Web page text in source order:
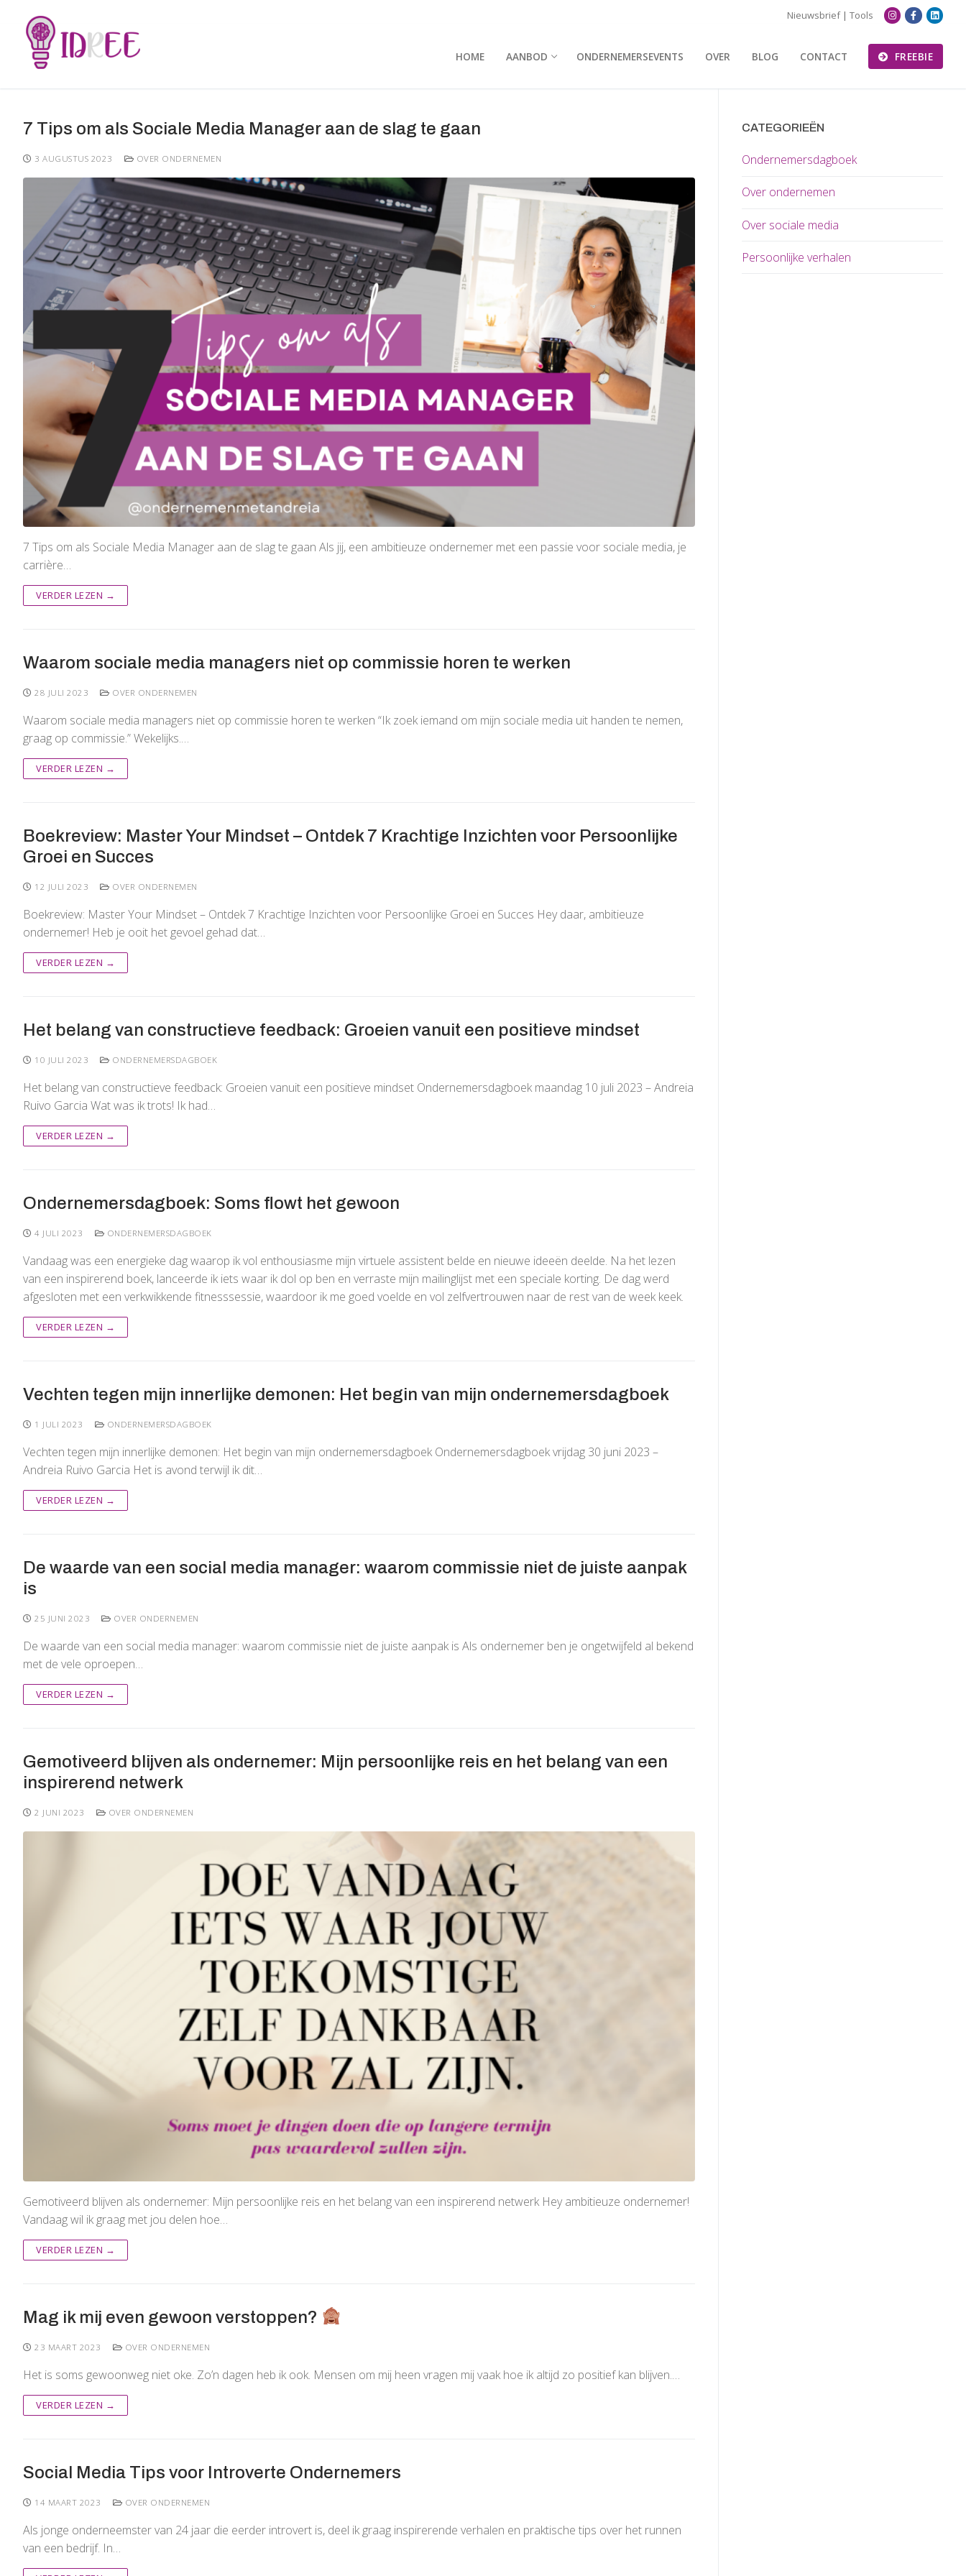
inhoud
Nieuwsbrief| Tools
HOME AANBOD ONDERNEMERSEVENTS OVER BLOG CONTACT FREEBIE
7 Tips om als Sociale Media Manager aan de slag te gaan
3 AUGUSTUS 2023 OVER ONDERNEMEN
7 Tips om als Sociale Media Manager aan de slag te gaan Als jij, een ambitieuze ondernemer met een passie voor sociale media, je
carrière…
VERDER LEZEN →
Waarom sociale media managers niet op commissie horen te werken
28 JULI 2023 OVER ONDERNEMEN
Waarom sociale media managers niet op commissie horen te werken “Ik zoek iemand om mijn sociale media uit handen te nemen,
graag op commissie.” Wekelijks.…
VERDER LEZEN →
Boekreview: Master Your Mindset – Ontdek 7 Krachtige Inzichten voor Persoonlijke
Groei en Succes
12 JULI 2023 OVER ONDERNEMEN
Boekreview: Master Your Mindset – Ontdek 7 Krachtige Inzichten voor Persoonlijke Groei en Succes Hey daar, ambitieuze
ondernemer! Heb je ooit het gevoel gehad dat…
VERDER LEZEN →
Het belang van constructieve feedback: Groeien vanuit een positieve mindset
10 JULI 2023 ONDERNEMERSDAGBOEK
Het belang van constructieve feedback: Groeien vanuit een positieve mindset Ondernemersdagboek maandag 10 juli 2023 – Andreia
Ruivo Garcia Wat was ik trots! Ik had…
VERDER LEZEN →
Ondernemersdagboek: Soms flowt het gewoon
4 JULI 2023 ONDERNEMERSDAGBOEK
Vandaag was een energieke dag waarop ik vol enthousiasme mijn virtuele assistent belde en nieuwe ideeën deelde. Na het lezen
van een inspirerend boek, lanceerde ik iets waar ik dol op ben en verraste mijn mailinglijst met een speciale korting. De dag werd
afgesloten met een verkwikkende fitnesssessie, waardoor ik me goed voelde en vol zelfvertrouwen naar de rest van de week keek.
VERDER LEZEN →
Vechten tegen mijn innerlijke demonen: Het begin van mijn ondernemersdagboek
1 JULI 2023 ONDERNEMERSDAGBOEK
Vechten tegen mijn innerlijke demonen: Het begin van mijn ondernemersdagboek Ondernemersdagboek vrijdag 30 juni 2023 –
Andreia Ruivo Garcia Het is avond terwijl ik dit…
VERDER LEZEN →
De waarde van een social media manager: waarom commissie niet de juiste aanpak
is
25 JUNI 2023 OVER ONDERNEMEN
De waarde van een social media manager: waarom commissie niet de juiste aanpak is Als ondernemer ben je ongetwijfeld al bekend
met de vele oproepen…
VERDER LEZEN →
Gemotiveerd blijven als ondernemer: Mijn persoonlijke reis en het belang van een
inspirerend netwerk
2 JUNI 2023 OVER ONDERNEMEN
Gemotiveerd blijven als ondernemer: Mijn persoonlijke reis en het belang van een inspirerend netwerk Hey ambitieuze ondernemer!
Vandaag wil ik graag met jou delen hoe…
VERDER LEZEN →
Mag ik mij even gewoon verstoppen?
23 MAART 2023 OVER ONDERNEMEN
Het is soms gewoonweg niet oke. Zo’n dagen heb ik ook. Mensen om mij heen vragen mij vaak hoe ik altijd zo positief kan blijven.…
VERDER LEZEN →
Social Media Tips voor Introverte Ondernemers
14 MAART 2023 OVER ONDERNEMEN
Als jonge onderneemster van 24 jaar die eerder introvert is, deel ik graag inspirerende verhalen en praktische tips over het runnen
van een bedrijf. In…
CATEGORIEËN
Ondernemersdagboek
Over ondernemen
Over sociale media
Persoonlijke verhalen